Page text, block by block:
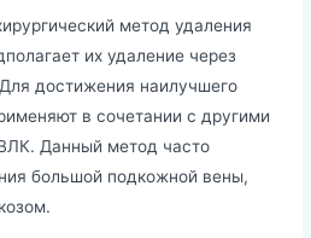
метод удаления
их удаление через
достижения наилучшего
в сочетании с другими
Данный метод часто
большой подкожной вены,